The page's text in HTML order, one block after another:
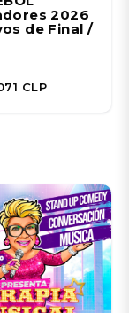
2026
de Final /
CLP